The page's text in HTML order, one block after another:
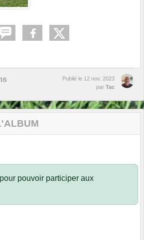
Publié le 12 nov. 2023
par Tac
pour pouvoir participer aux